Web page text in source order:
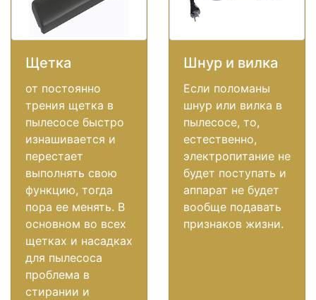
Щетка
от постоянно
трения щетка в
пылесосе быстро
изнашивается и
перестает
выполнять свою
функцию, тогда
пора ее менять. В
основном во всех
щетках и насадках
для пылесоса
проблема в
стирании и
Шнур и вилка
Если поломаны
шнур или вилка в
пылесосе, то,
естественно,
электропитание не
будет поступать и
аппарат не будет
вообще подавать
признаков жизни.